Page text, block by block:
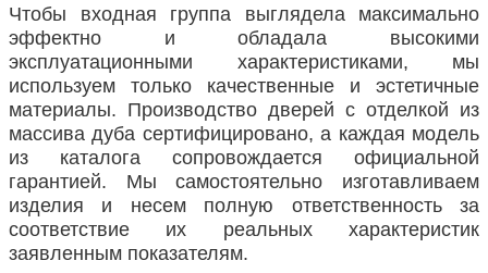
Чтобы входная группа выглядела максимально
эффектно и обладала высокими
эксплуатационными характеристиками, мы
используем только качественные и эстетичные
материалы. Производство дверей с отделкой из
массива дуба сертифицировано, а каждая модель
из каталога сопровождается официальной
гарантией. Мы самостоятельно изготавливаем
изделия и несем полную ответственность за
соответствие их реальных характеристик
заявленным показателям.